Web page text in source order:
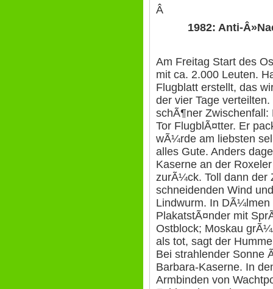
Â
1982: Anti-
Am Freitag Start des
mit ca. 2.000 Leuten.
Flugblatt erstellt, das
der vier Tage
schÃ¶ner
Tor FlugblÃ¤tter. Er
wÃ¼rde am liebsten
alles Gute. Anders
Kaserne an der
zurÃ¼ck. Toll dann der
schneidenden Wind
Lindwurm. In
PlakatstÃ¤nder mit
Ostblock; Moskau
als tot, sagt der
Bei strahlender Sonne
Barbara-Kaserne. In
Armbinden von